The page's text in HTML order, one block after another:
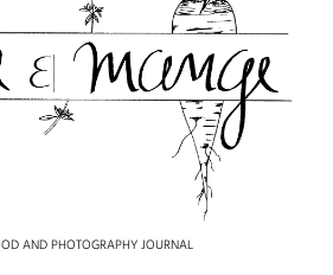
AND PHOTOGRAPHY JOURNAL